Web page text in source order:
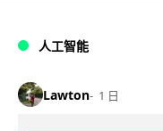
人工智能
Lawton 1 日